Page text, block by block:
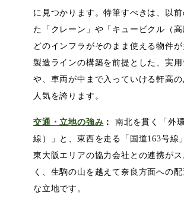
に見つかります。特筆すべきは、以
た「クレーン」や「キュービクル（
どのインフラがそのまま使える物件が
製造ラインの構築を前提とした、実
や、車両が中まで入っていける軒高
人気を誇ります。
交通・立地の強み ： 南北を貫く「外
線）」と、東西を走る「国道163号線
東大阪エリアの協力会社との連携が
く、生駒の山を越えて奈良方面への
な立地です。